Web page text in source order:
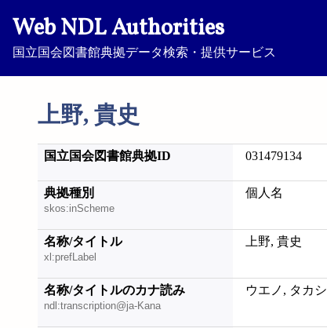
Web NDL Authorities
国立国会図書館典拠データ検索・提供サービス
上野, 貴史
国立国会図書館典拠ID 031479134
典拠種別
skos:inScheme
個人名
名称/タイトル
xl:prefLabel
上野, 貴史
名称/タイトルのカナ読み
ndl:transcription@ja-Kana
ウエノ, タカシ